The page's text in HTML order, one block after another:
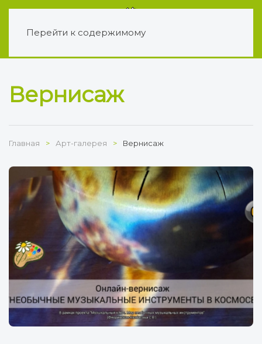
Перейти к содержимому
Вернисаж
Главная Арт-галерея Вернисаж